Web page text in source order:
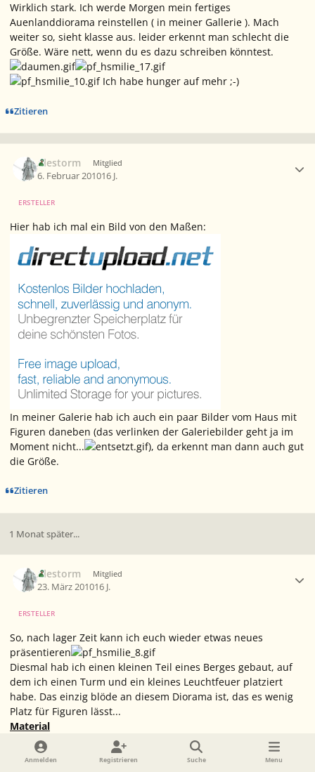
Wirklich stark. Ich werde Morgen mein fertiges
Auenlanddiorama reinstellen ( in meiner Gallerie ). Mach
weiter so, sieht klasse aus. leider erkennt man schlecht die
Größe. Wäre nett, wenn du es dazu schreiben könntest.
Ich habe hunger auf mehr ;-)
Zitieren
Alestorm Mitglied
6. Februar 201016 J.
ERSTELLER
Hier hab ich mal ein Bild von den Maßen:
In meiner Galerie hab ich auch ein paar Bilder vom Haus mit
Figuren daneben (das verlinken der Galeriebilder geht ja im
Moment nicht...
), da erkennt man dann auch gut
die Größe.
Zitieren
1 Monat später...
Alestorm Mitglied
23. März 201016 J.
ERSTELLER
So, nach lager Zeit kann ich euch wieder etwas neues
präsentieren
Diesmal hab ich einen kleinen Teil eines Berges gebaut, auf
dem ich einen Turm und ein kleines Leuchtfeuer platziert
habe. Das einzig blöde an diesem Diorama ist, das es wenig
Platz für Figuren lässt...
Material
Ganz klar Pinsel (in verschiedenen Größen),
Farben (ich nehm Acryl Farben) in Schwaz, Weiß, Grau und Braun,
Anmelden Registrieren Suche Menu